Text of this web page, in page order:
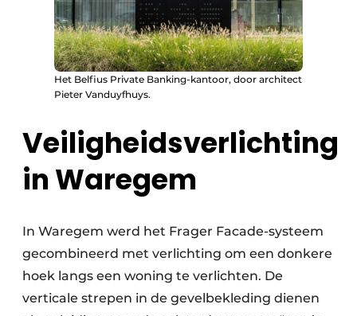
Het Belfius Private Banking-kantoor, door architect
Pieter Vanduyfhuys.
Veiligheidsverlichting
in Waregem
In Waregem werd het Frager Facade-systeem
gecombineerd met verlichting om een donkere
hoek langs een woning te verlichten. De
verticale strepen in de gevelbekleding dienen